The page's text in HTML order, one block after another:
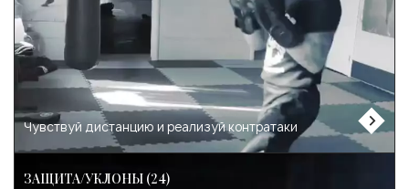
Чувствуй дистанцию и реализуй контратаки
ЗАЩИТА/УКЛОНЫ (24)